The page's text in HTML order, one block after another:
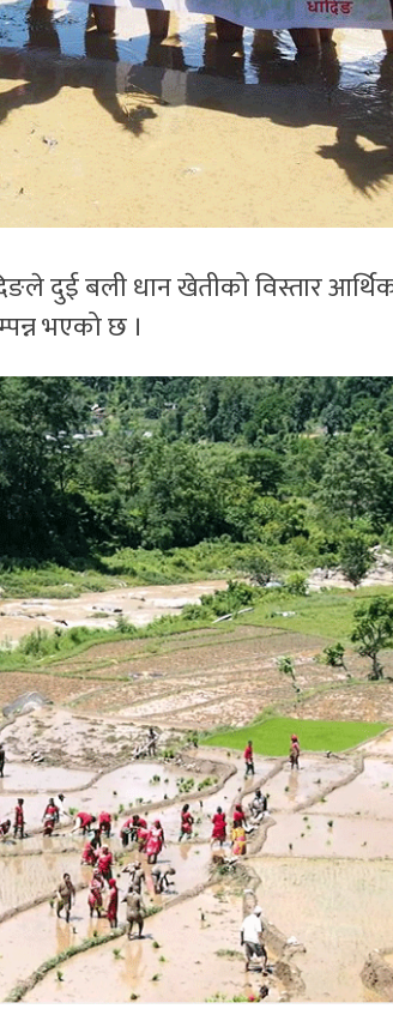
दुई बली धान खेतीको विस्तार
भएको छ ।